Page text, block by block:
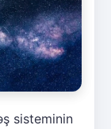
sisteminin